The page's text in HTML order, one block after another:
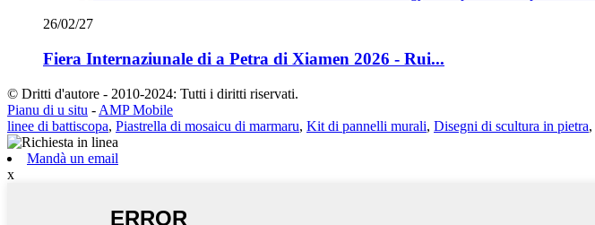
26/02/27
Fiera Internaziunale di a Petra di Xiamen 2026 - Rui...
© Dritti d'autore - 2010-2024: Tutti i diritti riservati.
Pianu di u situ - AMP Mobile
linee di battiscopa, Piastrella di mosaicu di marmaru, Kit di pannelli murali, Disegni di scultura in pietra,
Mandà un email
x